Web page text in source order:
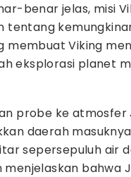
benar jelas, misi
tentang
membuat Viking
eksplorasi planet
probe ke atmosfer
daerah
sepersepuluh air
menjelaskan bahwa